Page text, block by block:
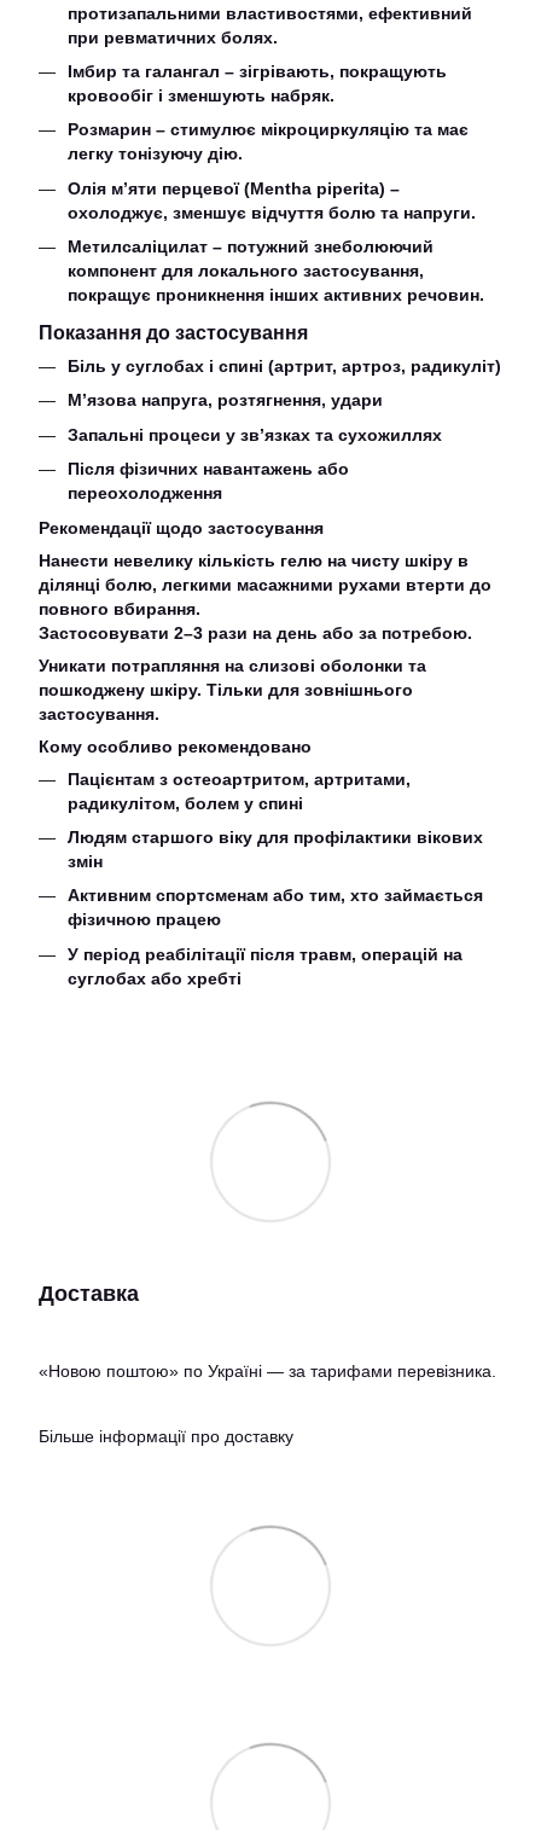
протизапальними властивостями, ефективний
при ревматичних болях.
Імбир та галангал – зігрівають, покращують
кровообіг і зменшують набряк.
Розмарин – стимулює мікроциркуляцію та має
легку тонізуючу дію.
Олія м’яти перцевої (Mentha piperita) –
охолоджує, зменшує відчуття болю та напруги.
Метилсаліцилат – потужний знеболюючий
компонент для локального застосування,
покращує проникнення інших активних речовин.
Показання до застосування
Біль у суглобах і спині (артрит, артроз, радикуліт)
М’язова напруга, розтягнення, удари
Запальні процеси у зв’язках та сухожиллях
Після фізичних навантажень або
переохолодження
Рекомендації щодо застосування
Нанести невелику кількість гелю на чисту шкіру в
ділянці болю, легкими масажними рухами втерти до
повного вбирання.
Застосовувати 2–3 рази на день або за потребою.
Уникати потрапляння на слизові оболонки та
пошкоджену шкіру. Тільки для зовнішнього
застосування.
Кому особливо рекомендовано
Пацієнтам з остеоартритом, артритами,
радикулітом, болем у спині
Людям старшого віку для профілактики вікових
змін
Активним спортсменам або тим, хто займається
фізичною працею
У період реабілітації після травм, операцій на
суглобах або хребті
Доставка
«Новою поштою» по Україні — за тарифами перевізника.
Більше інформації про доставку